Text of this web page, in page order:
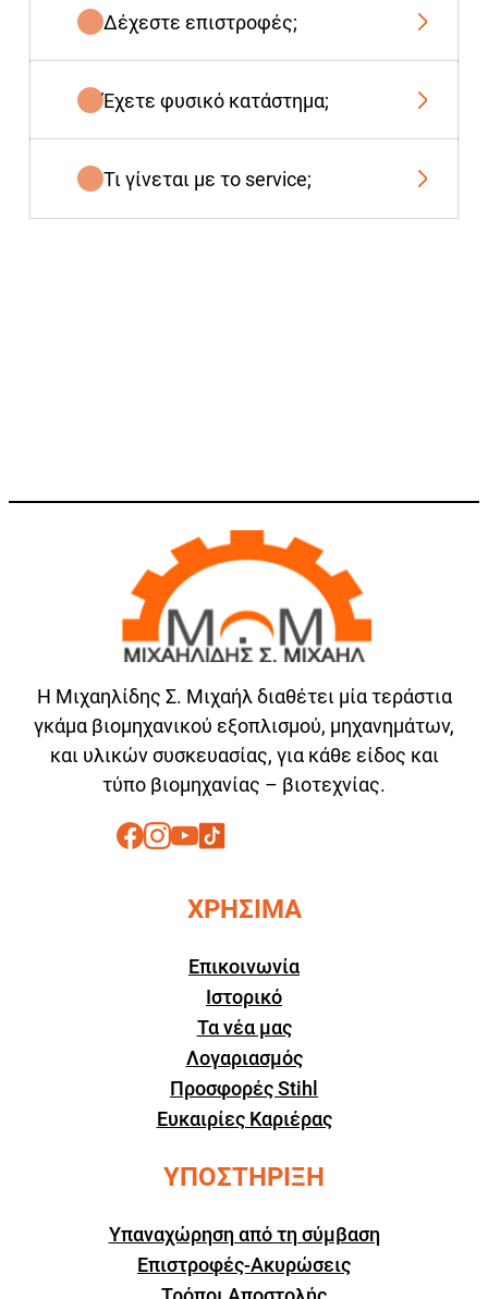
Δέχεστε επιστροφές;
Έχετε φυσικό κατάστημα;
Τι γίνεται με το service;
Η Μιχαηλίδης Σ. Μιχαήλ διαθέτει μία τεράστια
γκάμα βιομηχανικού εξοπλισμού, μηχανημάτων,
και υλικών συσκευασίας, για κάθε είδος και
τύπο βιομηχανίας – βιοτεχνίας.
ΧΡΗΣΙΜΑ
Επικοινωνία
Ιστορικό
Τα νέα μας
Λογαριασμός
Προσφορές Stihl
Ευκαιρίες Καριέρας
ΥΠΟΣΤΗΡΙΞΗ
Υπαναχώρηση από τη σύμβαση
Επιστροφές-Ακυρώσεις